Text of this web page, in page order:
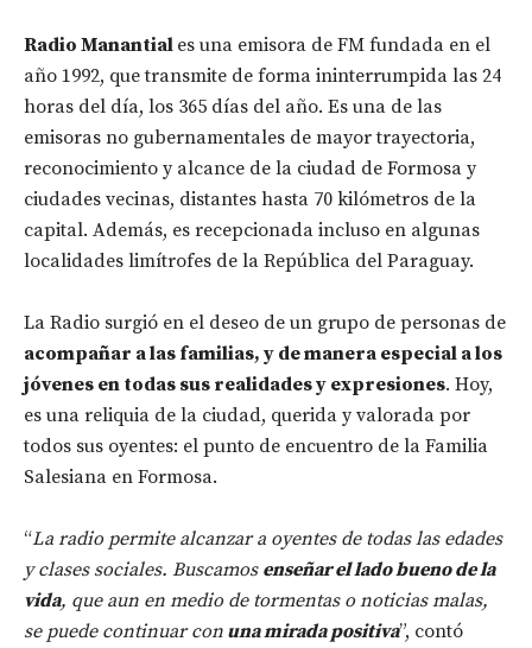
Radio Manantial es una emisora de FM fundada en el
año 1992, que transmite de forma ininterrumpida las 24
horas del día, los 365 días del año. Es una de las
emisoras no gubernamentales de mayor trayectoria,
reconocimiento y alcance de la ciudad de Formosa y
ciudades vecinas, distantes hasta 70 kilómetros de la
capital. Además, es recepcionada incluso en algunas
localidades limítrofes de la República del Paraguay.
La Radio surgió en el deseo de un grupo de personas de
acompañar a las familias, y de manera especial a los
jóvenes en todas sus realidades y expresiones. Hoy,
es una reliquia de la ciudad, querida y valorada por
todos sus oyentes: el punto de encuentro de la Familia
Salesiana en Formosa.
“La radio permite alcanzar a oyentes de todas las edades
y clases sociales. Buscamos enseñar el lado bueno de la
vida, que aun en medio de tormentas o noticias malas,
se puede continuar con una mirada positiva”, contó